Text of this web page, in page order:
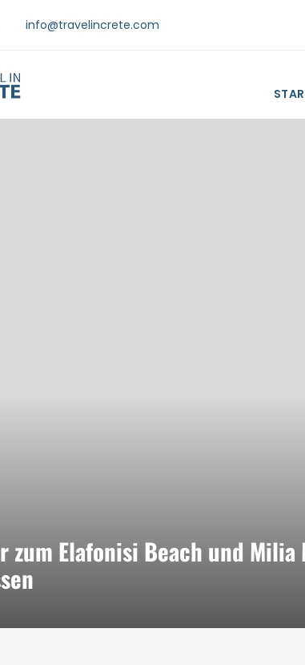
info@travelincrete.com
zum Elafonisi Beach und